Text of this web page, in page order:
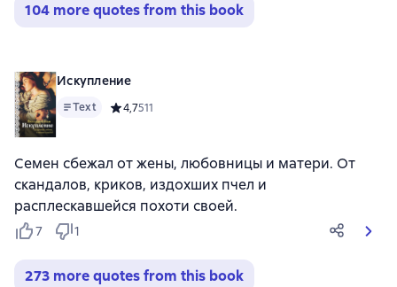
104 more quotes from this book
Искупление
Text Средний рейтинг 4,7 на основе 511 оценок
4,7511
Семен сбежал от жены, любовницы и матери. От
скандалов, криков, издохших пчел и
расплескавшейся похоти своей.
7 1
273 more quotes from this book